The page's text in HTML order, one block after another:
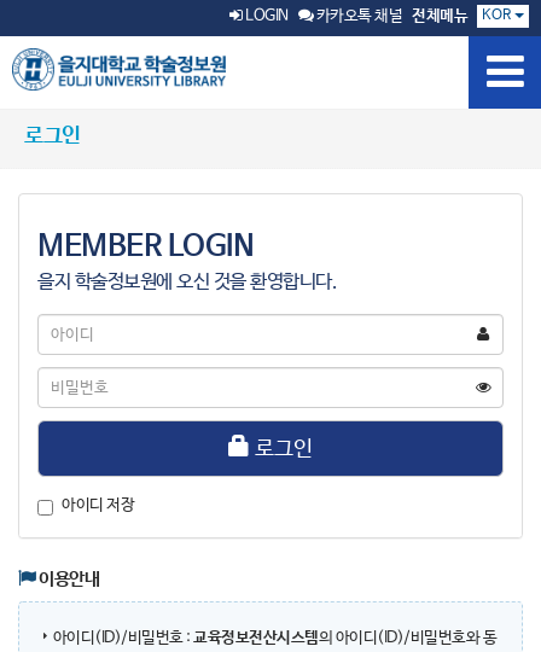
LOGIN 카카오톡 채널 전체메뉴 KOR
로그인
MEMBER LOGIN
을지 학술정보원에 오신 것을 환영합니다.
아
디
비
번
로그인
아이디 저장
이용안내
아이디(ID)/비밀번호 : 교육정보전산시스템의 아이디(ID)/비밀번호와 동